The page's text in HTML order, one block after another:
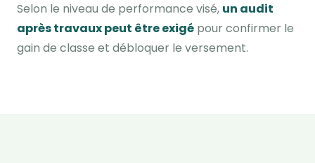
Selon le niveau de performance visé, un audit
après travaux peut être exigé pour confirmer le
gain de classe et débloquer le versement.